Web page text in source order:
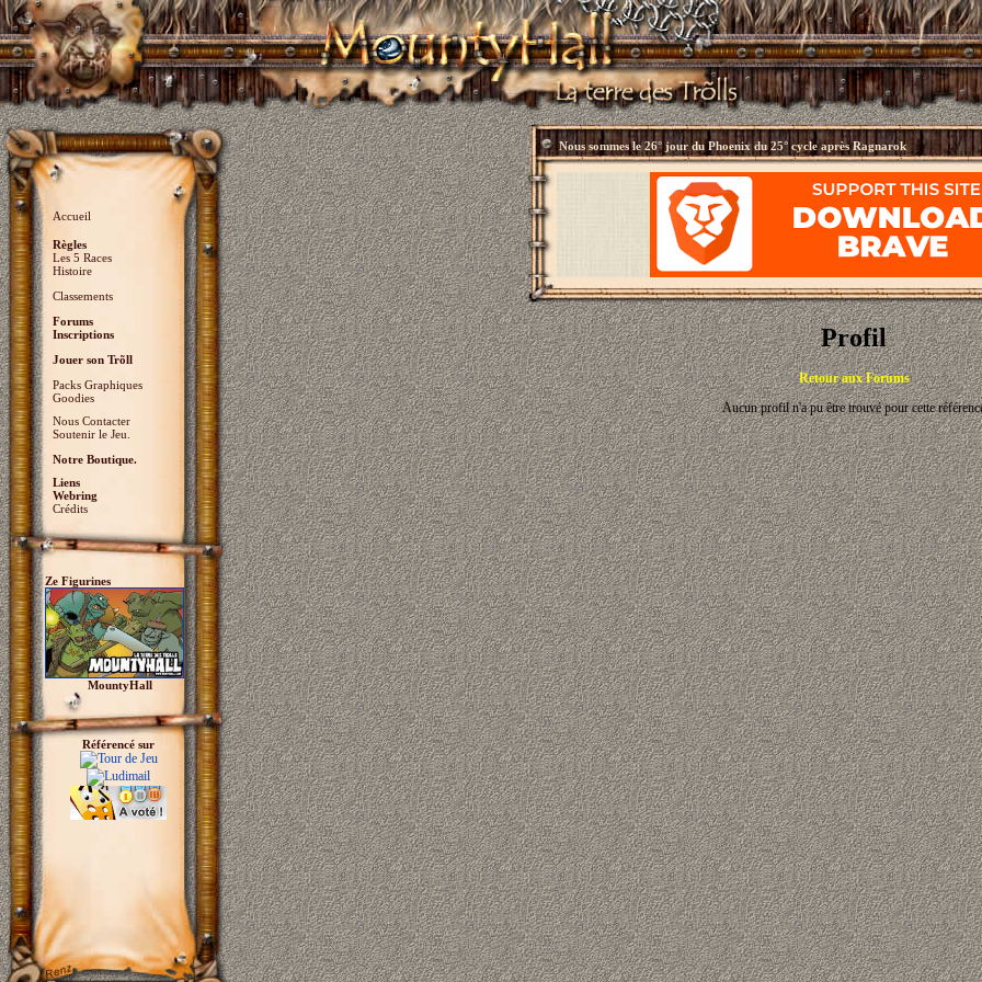
Accueil
Règles
Les 5 Races
Histoire
Classements
Forums
Inscriptions
Jouer son Trõll
Packs Graphiques
Goodies
Nous Contacter
Soutenir le Jeu.
Notre Boutique.
Liens
Webring
Crédits
Ze Figurines
MountyHall
Référencé sur
Nous sommes le26° jour du Phoenix du 25° cycle après Ragnarok
Profil
Retour aux Forums
Aucun profil n'a pu être trouvé pour cette